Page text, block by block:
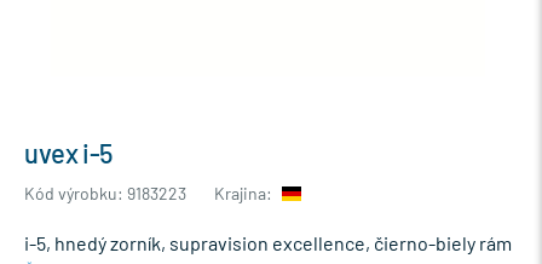
uvex i-5
Kód výrobku: 9183223 Krajina:
i-5, hnedý zorník, supravision excellence, čierno-biely rám